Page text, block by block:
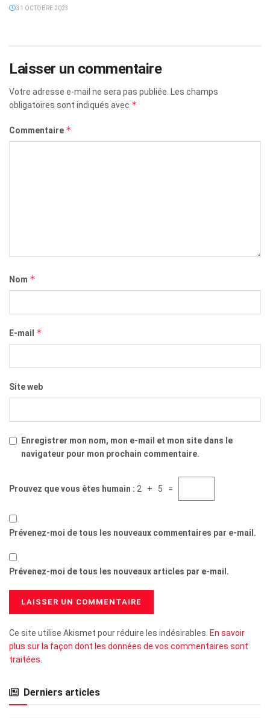
31 OCTOBRE 2023
Laisser un commentaire
Votre adresse e-mail ne sera pas publiée. Les champs
obligatoires sont indiqués avec *
Commentaire *
Nom *
E-mail *
Site web
Enregistrer mon nom, mon e-mail et mon site dans le
navigateur pour mon prochain commentaire.
Prouvez que vous êtes humain : 2 + 5 =
Prévenez-moi de tous les nouveaux commentaires par e-mail.
Prévenez-moi de tous les nouveaux articles par e-mail.
Ce site utilise Akismet pour réduire les indésirables. En savoir
plus sur la façon dont les données de vos commentaires sont
traitées.
Derniers articles